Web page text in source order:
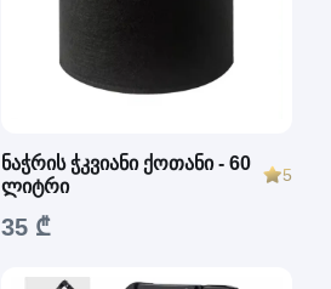
ნაჭრის ჭკვიანი ქოთანი - 60
ლიტრი
5
35 ₾